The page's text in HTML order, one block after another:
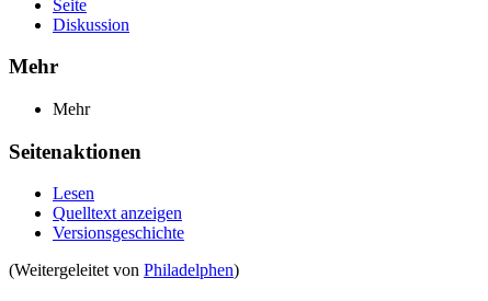
Seite
Diskussion
Mehr
Mehr
Seitenaktionen
Lesen
Quelltext anzeigen
Versionsgeschichte
(Weitergeleitet von Philadelphen)